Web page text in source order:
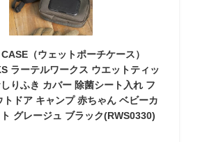
（ウェットポーチケース）
ラーテルワークス ウエットティッ
りふき カバー 除菌シート入れ フ
トドア キャンプ 赤ちゃん ベビーカ
グレージュ ブラック(RWS0330)